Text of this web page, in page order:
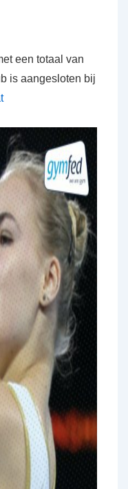
een totaal van
is aangesloten bij